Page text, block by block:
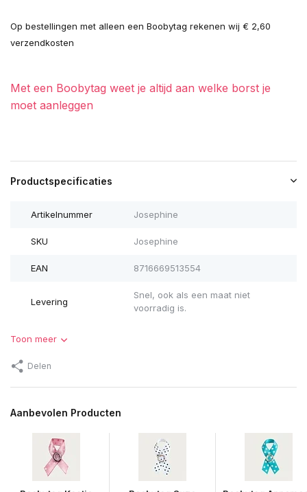
Op bestellingen met alleen een Boobytag rekenen wij € 2,60
verzendkosten
Met een Boobytag weet je altijd aan welke borst je
moet aanleggen
Productspecificaties
Artikelnummer Josephine
SKU Josephine
EAN 8716669513554
Levering
Snel, ook als een maat niet
voorradig is.
Toon meer
Delen
Aanbevolen Producten